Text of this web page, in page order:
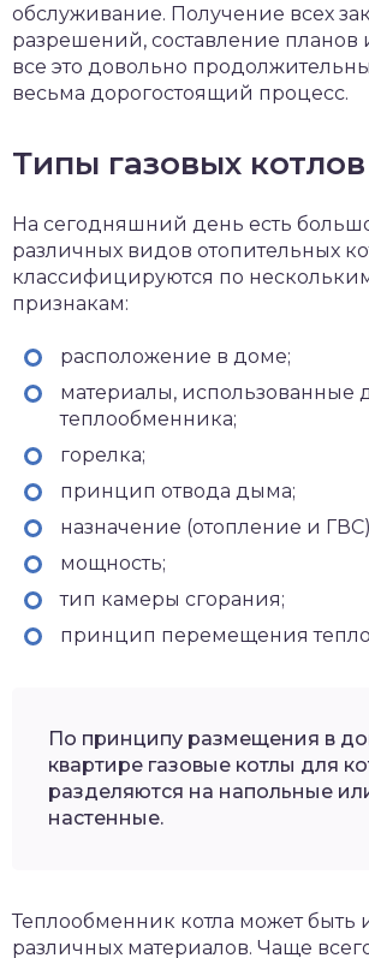
обслуживание. Получение всех
разрешений, составление планов
все это довольно
весьма дорогостоящий процесс.
Типы газовых котлов
На сегодняшний день есть
различных видов отопительных
классифицируются по
признакам:
расположение в доме;
материалы, использованные
теплообменника;
горелка;
принцип отвода дыма;
назначение (отопление и
мощность;
тип камеры сгорания;
принцип перемещения
По принципу размещения в
квартире газовые котлы для
разделяются на напольные
настенные.
Теплообменник котла может быть
различных материалов. Чаще